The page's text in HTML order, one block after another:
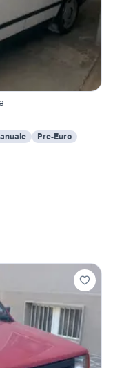
Pre-Euro